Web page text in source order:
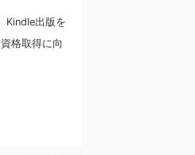
Kindle出版を
格取得に向